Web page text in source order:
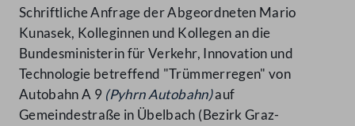
Schriftliche Anfrage der Abgeordneten Mario
Kunasek, Kolleginnen und Kollegen an die
Bundesministerin für Verkehr, Innovation und
Technologie betreffend "Trümmerregen" von
Autobahn A 9 (Pyhrn Autobahn)auf
Gemeindestraße in Übelbach (Bezirk Graz-